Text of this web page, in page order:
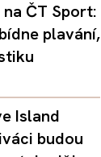
ČT Sport:
plavání,
Island
budou